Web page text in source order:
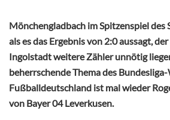
Mönchengladbach im Spitzenspiel des
als es das Ergebnis von 2:0 aussagt,
Ingolstadt weitere Zähler unnötig
beherrschende Thema des
Fußballdeutschland ist mal wieder
von Bayer 04 Leverkusen.